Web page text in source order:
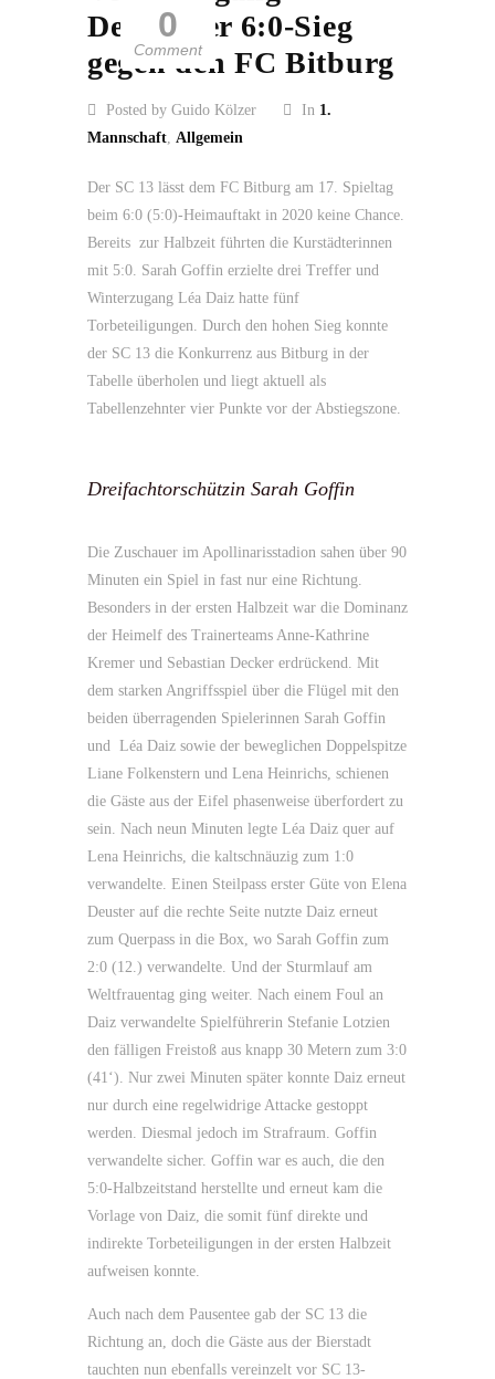
0
Comment
Deutlicher 6:0-Sieg
gegen den FC Bitburg
Posted by Guido Kölzer In 1.
Mannschaft, Allgemein
Der SC 13 lässt dem FC Bitburg am 17. Spieltag
beim 6:0 (5:0)-Heimauftakt in 2020 keine Chance.
Bereits zur Halbzeit führten die Kurstädterinnen
mit 5:0. Sarah Goffin erzielte drei Treffer und
Winterzugang Léa Daiz hatte fünf
Torbeteiligungen. Durch den hohen Sieg konnte
der SC 13 die Konkurrenz aus Bitburg in der
Tabelle überholen und liegt aktuell als
Tabellenzehnter vier Punkte vor der Abstiegszone.
Dreifachtorschützin Sarah Goffin
Die Zuschauer im Apollinarisstadion sahen über 90
Minuten ein Spiel in fast nur eine Richtung.
Besonders in der ersten Halbzeit war die Dominanz
der Heimelf des Trainerteams Anne-Kathrine
Kremer und Sebastian Decker erdrückend. Mit
dem starken Angriffsspiel über die Flügel mit den
beiden überragenden Spielerinnen Sarah Goffin
und Léa Daiz sowie der beweglichen Doppelspitze
Liane Folkenstern und Lena Heinrichs, schienen
die Gäste aus der Eifel phasenweise überfordert zu
sein. Nach neun Minuten legte Léa Daiz quer auf
Lena Heinrichs, die kaltschnäuzig zum 1:0
verwandelte. Einen Steilpass erster Güte von Elena
Deuster auf die rechte Seite nutzte Daiz erneut
zum Querpass in die Box, wo Sarah Goffin zum
2:0 (12.) verwandelte. Und der Sturmlauf am
Weltfrauentag ging weiter. Nach einem Foul an
Daiz verwandelte Spielführerin Stefanie Lotzien
den fälligen Freistoß aus knapp 30 Metern zum 3:0
(41‘). Nur zwei Minuten später konnte Daiz erneut
nur durch eine regelwidrige Attacke gestoppt
werden. Diesmal jedoch im Strafraum. Goffin
verwandelte sicher. Goffin war es auch, die den
5:0-Halbzeitstand herstellte und erneut kam die
Vorlage von Daiz, die somit fünf direkte und
indirekte Torbeteiligungen in der ersten Halbzeit
aufweisen konnte.
Auch nach dem Pausentee gab der SC 13 die
Richtung an, doch die Gäste aus der Bierstadt
tauchten nun ebenfalls vereinzelt vor SC 13-